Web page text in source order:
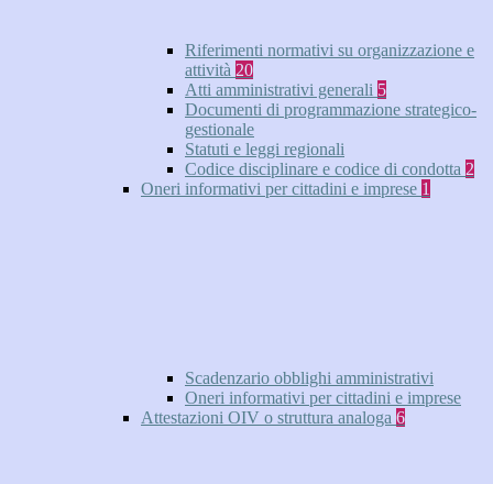
Riferimenti normativi su organizzazione e
attività 20
Atti amministrativi generali 5
Documenti di programmazione strategico-
gestionale
Statuti e leggi regionali
Codice disciplinare e codice di condotta 2
Oneri informativi per cittadini e imprese 1
Scadenzario obblighi amministrativi
Oneri informativi per cittadini e imprese
Attestazioni OIV o struttura analoga 6